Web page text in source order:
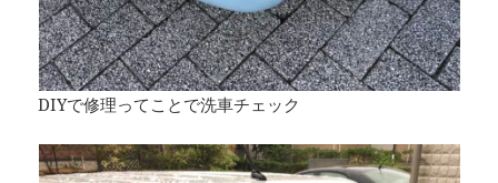
DIYで修理ってことで洗車チェック